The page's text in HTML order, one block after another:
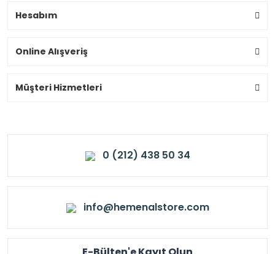
Hesabım
Online Alışveriş
Müşteri Hizmetleri
0 (212) 438 50 34
info@hemenalstore.com